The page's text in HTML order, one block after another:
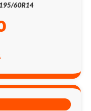
195/60R14